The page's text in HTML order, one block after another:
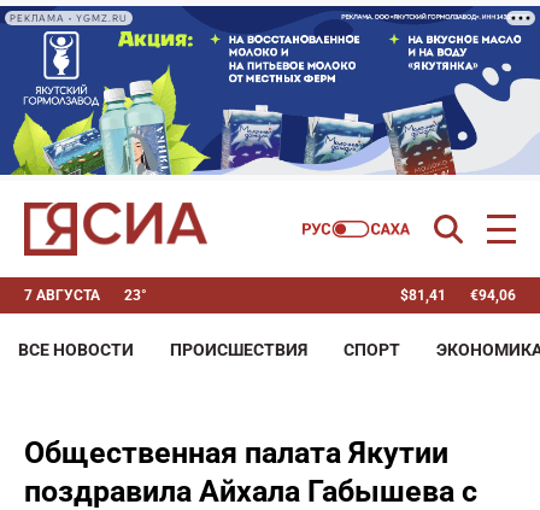
РЕКЛАМА • YGMZ.RU
7 АВГУСТА 23° $81,41 €94,06
ВСЕ НОВОСТИ ПРОИСШЕСТВИЯ СПОРТ
Общественная палата Якутии
поздравила Айхала Габышева с